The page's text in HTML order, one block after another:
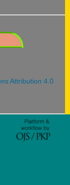
Attribution 4.0